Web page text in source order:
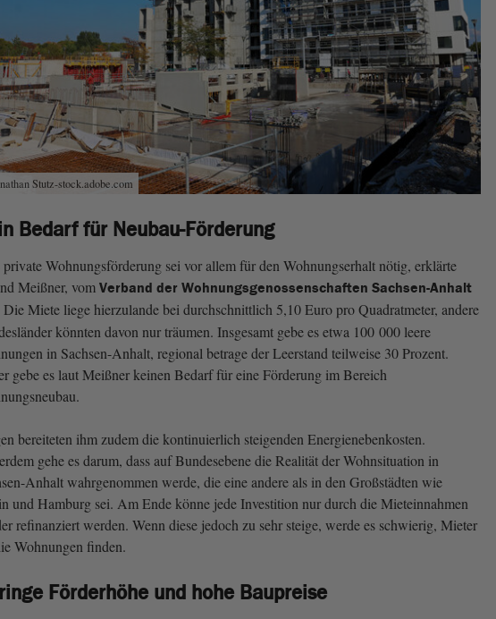
Stutz-stock.adobe.com
Bedarf für Neubau-Förderung
Wohnungsförderung sei vor allem für den Wohnungserhalt nötig, erklärte
Meißner, vom Verband der Wohnungsgenossenschaften Sachsen-Anhalt
Die Miete liege hierzulande bei durchschnittlich 5,10 Euro pro Quadratmeter, andere
könnten davon nur träumen. Insgesamt gebe es etwa 100 000 leere
in Sachsen-Anhalt, regional betrage der Leerstand teilweise 30 Prozent.
gebe es laut Meißner keinen Bedarf für eine Förderung im Bereich
bereiteten ihm zudem die kontinuierlich steigenden Energienebenkosten.
gehe es darum, dass auf Bundesebene die Realität der Wohnsituation in
Anhalt wahrgenommen werde, die eine andere als in den Großstädten wie
und Hamburg sei. Am Ende könne jede Investition nur durch die Mieteinnahmen
refinanziert werden. Wenn diese jedoch zu sehr steige, werde es schwierig, Mieter
Wohnungen finden.
Förderhöhe und hohe Baupreise